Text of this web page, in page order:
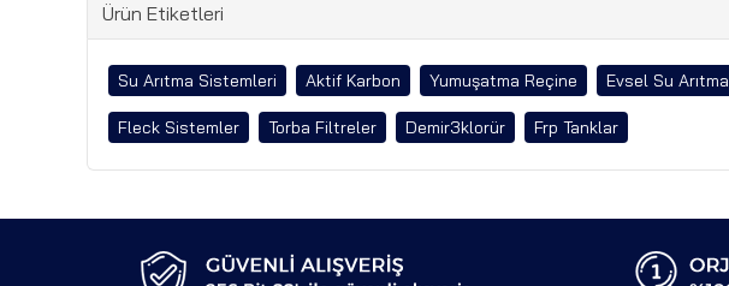
Ürün Etiketleri
Su Arıtma Sistemleri Aktif Karbon Yumuşatma Reçine Evsel Su Arıtma
Fleck Sistemler Torba Filtreler Demir3klorür Frp Tanklar